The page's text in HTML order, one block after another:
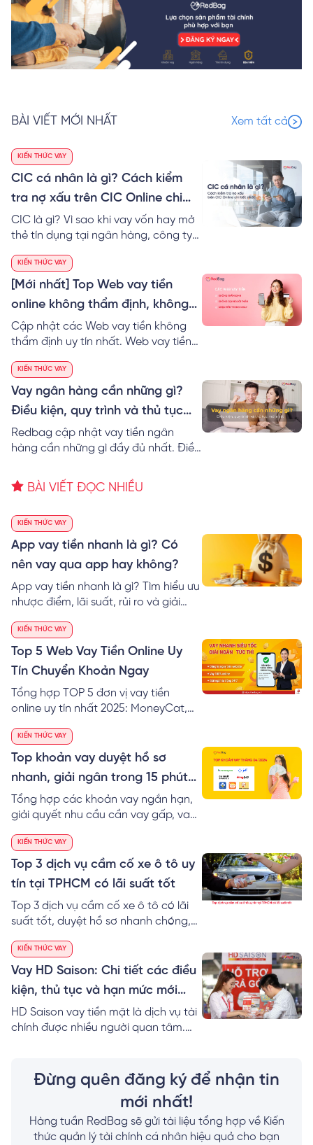
BÀI VIẾT MỚI NHẤT Xem tất cả
KIẾN THỨC VAY
CIC cá nhân là gì? Cách kiểm
tra nợ xấu trên CIC Online chi
tiết
CIC là gì? Vì sao khi vay vốn hay mở
thẻ tín dụng tại ngân hàng, công ty
tốt? Xem ngay cách tự kiểm tra nợ
xấu cá nhân trên CIC Online miễn phí
KIẾN THỨC VAY
[Mới nhất] Top Web vay tiền
online không thẩm định, không
gọi điện xác nhận người thân
Cập nhật các Web vay tiền không
thẩm định uy tín nhất. Web vay tiền
nhận người thân, chỉ CMND nhận tiền
trong ngày tới 15 triệu.
KIẾN THỨC VAY
Vay ngân hàng cần những gì?
Điều kiện, quy trình và thủ tục
mới nhất
Redbag cập nhật vay tiền ngân
hàng cần những gì đầy đủ nhất. Điều
ngân hàng gồm những gì và cách
vay tiền ngân hàng nhanh nhất.
BÀI VIẾT ĐỌC NHIỀU
KIẾN THỨC VAY
App vay tiền nhanh là gì? Có
nên vay qua app hay không?
App vay tiền nhanh là gì? Tìm hiểu ưu
nhược điểm, lãi suất, rủi ro và giải
qua website thay vì tải app.
KIẾN THỨC VAY
Top 5 Web Vay Tiền Online Uy
Tín Chuyển Khoản Ngay
Tổng hợp TOP 5 đơn vị vay tiền
online uy tín nhất 2025: MoneyCat,
chỉ cần CMND/CCCD, hỗ trợ nợ xấu,
vay nhanh 500k - 10 triệu chuyển
khoản ngay trong ngày.
KIẾN THỨC VAY
Top khoản vay duyệt hồ sơ
nhanh, giải ngân trong 15 phút
tháng 04/2024
Tổng hợp các khoản vay ngắn hạn,
giải quyết nhu cầu cần vay gấp, vay
duyệt hồ sơ và giải ngân nhanh
chóng, không gọi điện người thân.
Hạn mức vay lên đến 10 triệu đồng.
KIẾN THỨC VAY
Top 3 dịch vụ cầm cố xe ô tô uy
tín tại TPHCM có lãi suất tốt
Top 3 dịch vụ cầm cố xe ô tô có lãi
suất tốt, duyệt hồ sơ nhanh chóng,
KIẾN THỨC VAY
Vay HD Saison: Chi tiết các điều
kiện, thủ tục và hạn mức mới
nhất
HD Saison vay tiền mặt là dịch vụ tài
chính được nhiều người quan tâm.
Đừng quên đăng ký để nhận tin
mới nhất!
Hàng tuần RedBag sẽ gửi tài liệu tổng hợp về Kiến
thức quản lý tài chính cá nhân hiệu quả cho bạn